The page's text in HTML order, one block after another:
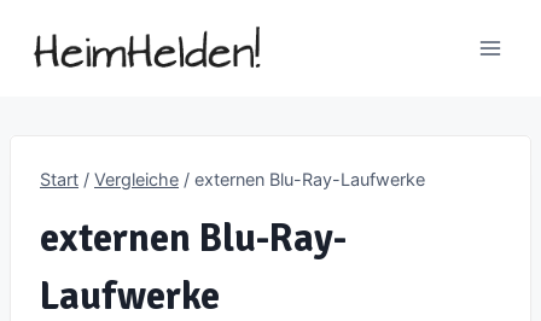
Inhalt
Start / Vergleiche / externen Blu-Ray-Laufwerke
externen Blu-Ray-
Laufwerke